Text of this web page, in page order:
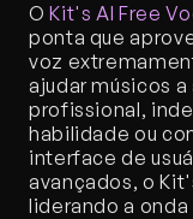
O Kit's AI Free
ponta que
voz
ajudar músicos
profissional,
habilidade ou
interface de
avançados, o
liderando a